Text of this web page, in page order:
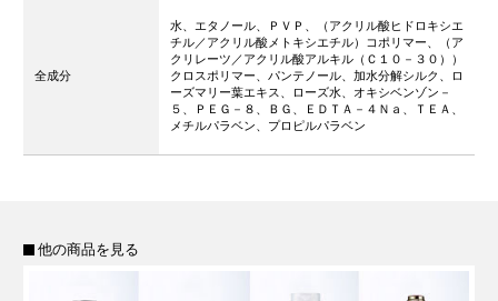
全成分
水、エタノール、ＰＶＰ、（アクリル酸ヒドロキシエ
チル／アクリル酸メトキシエチル）コポリマー、（ア
クリレーツ／アクリル酸アルキル（Ｃ１０－３０））
クロスポリマー、パンテノール、加水分解シルク、ロ
ーズマリー葉エキス、ローズ水、オキシベンゾン－
５、ＰＥＧ－８、ＢＧ、ＥＤＴＡ－４Ｎａ、ＴＥＡ、
メチルパラベン、プロピルパラベン
他の商品を見る